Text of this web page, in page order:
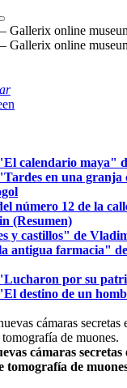
calendario maya"
en una
número 12 de la
(Resumen)
y castillos" de
antigua farmacia"
por su
destino de un
cámaras
tomografía de